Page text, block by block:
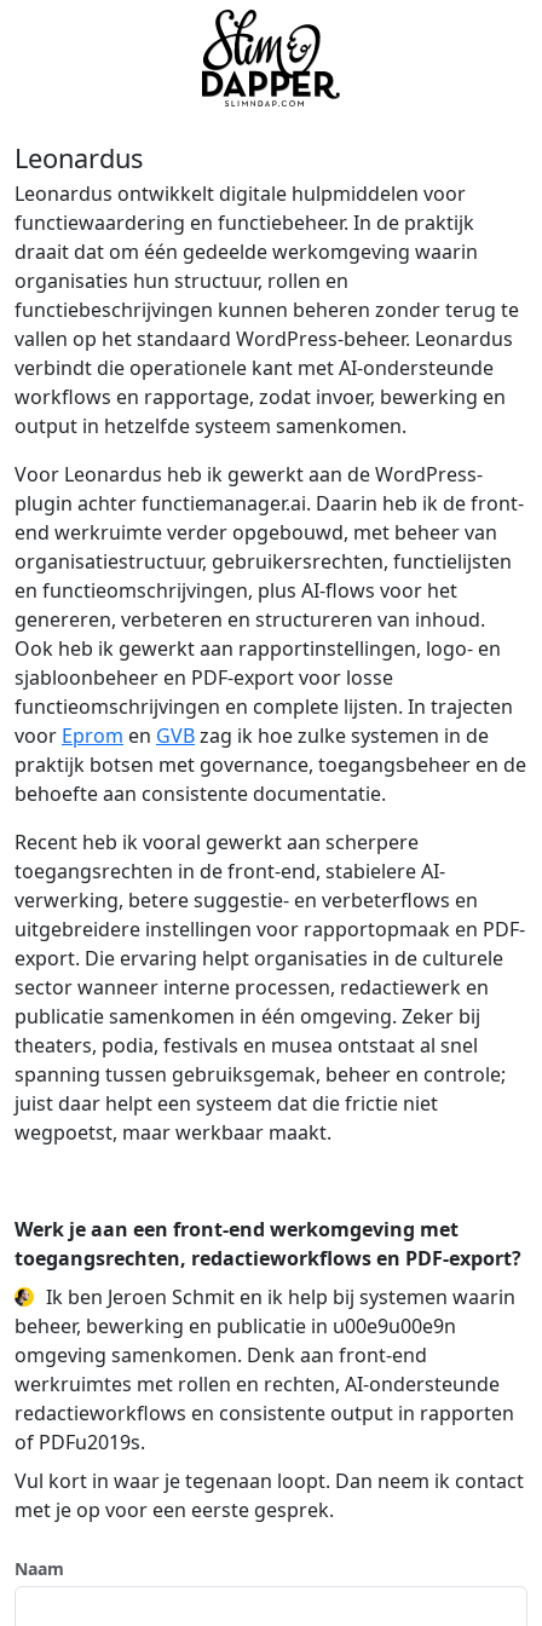
Leonardus
Leonardus ontwikkelt digitale hulpmiddelen voor
functiewaardering en functiebeheer. In de praktijk
draait dat om één gedeelde werkomgeving waarin
organisaties hun structuur, rollen en
functiebeschrijvingen kunnen beheren zonder terug te
vallen op het standaard WordPress-beheer. Leonardus
verbindt die operationele kant met AI-ondersteunde
workflows en rapportage, zodat invoer, bewerking en
output in hetzelfde systeem samenkomen.
Voor Leonardus heb ik gewerkt aan de WordPress-
plugin achter functiemanager.ai. Daarin heb ik de front-
end werkruimte verder opgebouwd, met beheer van
organisatiestructuur, gebruikersrechten, functielijsten
en functieomschrijvingen, plus AI-flows voor het
genereren, verbeteren en structureren van inhoud.
Ook heb ik gewerkt aan rapportinstellingen, logo- en
sjabloonbeheer en PDF-export voor losse
functieomschrijvingen en complete lijsten. In trajecten
voor Eprom en GVBzag ik hoe zulke systemen in de
praktijk botsen met governance, toegangsbeheer en de
behoefte aan consistente documentatie.
Recent heb ik vooral gewerkt aan scherpere
toegangsrechten in de front-end, stabielere AI-
verwerking, betere suggestie- en verbeterflows en
uitgebreidere instellingen voor rapportopmaak en PDF-
export. Die ervaring helpt organisaties in de culturele
sector wanneer interne processen, redactiewerk en
publicatie samenkomen in één omgeving. Zeker bij
theaters, podia, festivals en musea ontstaat al snel
spanning tussen gebruiksgemak, beheer en controle;
juist daar helpt een systeem dat die frictie niet
wegpoetst, maar werkbaar maakt.
Werk je aan een front-end werkomgeving met
toegangsrechten, redactieworkflows en PDF-export?
Ik ben Jeroen Schmit en ik help bij systemen waarin
beheer, bewerking en publicatie in u00e9u00e9n
omgeving samenkomen. Denk aan front-end
werkruimtes met rollen en rechten, AI-ondersteunde
redactieworkflows en consistente output in rapporten
of PDFu2019s.
Vul kort in waar je tegenaan loopt. Dan neem ik contact
met je op voor een eerste gesprek.
Naam